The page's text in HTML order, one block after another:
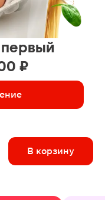
₽
В корзину